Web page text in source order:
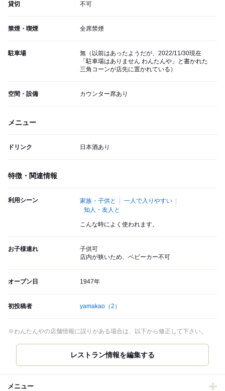
貸切 不可
禁煙・喫煙 全席禁煙
駐車場
無（以前はあったようだが、2022/11/30現在
「駐車場はありません わんたんや」と書かれた
三角コーンが店先に置かれている）
空間・設備 カウンター席あり
メニュー
ドリンク 日本酒あり
特徴・関連情報
利用シーン 家族・子供と
一人で入りやすい
知人・友人と
こんな時によく使われます。
お子様連れ
子供可
店内が狭いため、ベビーカー不可
オープン日 1947年
初投稿者 yamakao （2）
※わんたんやの店舗情報に誤りがある場合は、以下から修正して下さい。
メニュー